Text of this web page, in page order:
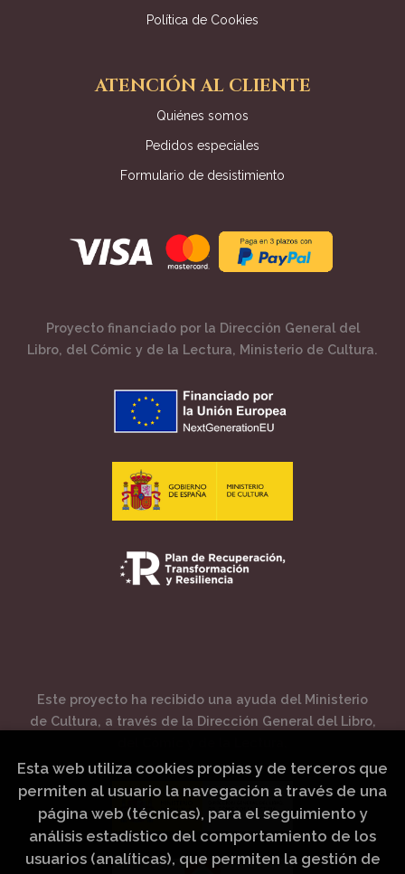
Política de Cookies
ATENCIÓN AL CLIENTE
Quiénes somos
Pedidos especiales
Formulario de desistimiento
Proyecto financiado por la Dirección General del
Libro, del Cómic y de la Lectura, Ministerio de Cultura.
Este proyecto ha recibido una ayuda del Ministerio
de Cultura, a través de la Dirección General del Libro,
Esta web utiliza cookies propias y de terceros que
permiten al usuario la navegación a través de una
página web (técnicas), para el seguimiento y
análisis estadístico del comportamiento de los
usuarios (analíticas), que permiten la gestión de